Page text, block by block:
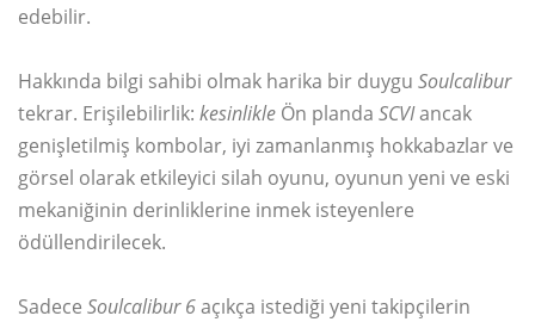
edebilir.
Hakkında bilgi sahibi olmak harika bir duygu Soulcalibur
tekrar. Erişilebilirlik: kesinlikle Ön planda SCVIancak
genişletilmiş kombolar, iyi zamanlanmış hokkabazlar ve
görsel olarak etkileyici silah oyunu, oyunun yeni ve eski
mekaniğinin derinliklerine inmek isteyenlere
ödüllendirilecek.
Sadece Soulcalibur 6açıkça istediği yeni takipçilerin